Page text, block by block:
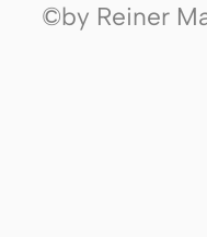
©by Reiner